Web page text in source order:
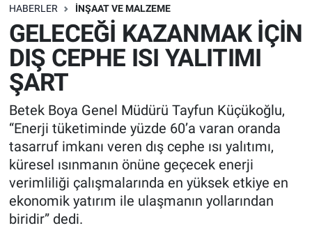
HABERLER İNŞAAT VE MALZEME
GELECEĞİ KAZANMAK İÇİN
DIŞ CEPHE ISI YALITIMI
ŞART
Betek Boya Genel Müdürü Tayfun Küçükoğlu,
“Enerji tüketiminde yüzde 60’a varan oranda
tasarruf imkanı veren dış cephe ısı yalıtımı,
küresel ısınmanın önüne geçecek enerji
verimliliği çalışmalarında en yüksek etkiye en
ekonomik yatırım ile ulaşmanın yollarından
biridir” dedi.
Depolama Çözümleri
İnşaat ve Malzeme
HaberOrtak
EndüstriST
Enerjisini Üreten Fabrikalar
Endüstri 4.0 Uygulamaları